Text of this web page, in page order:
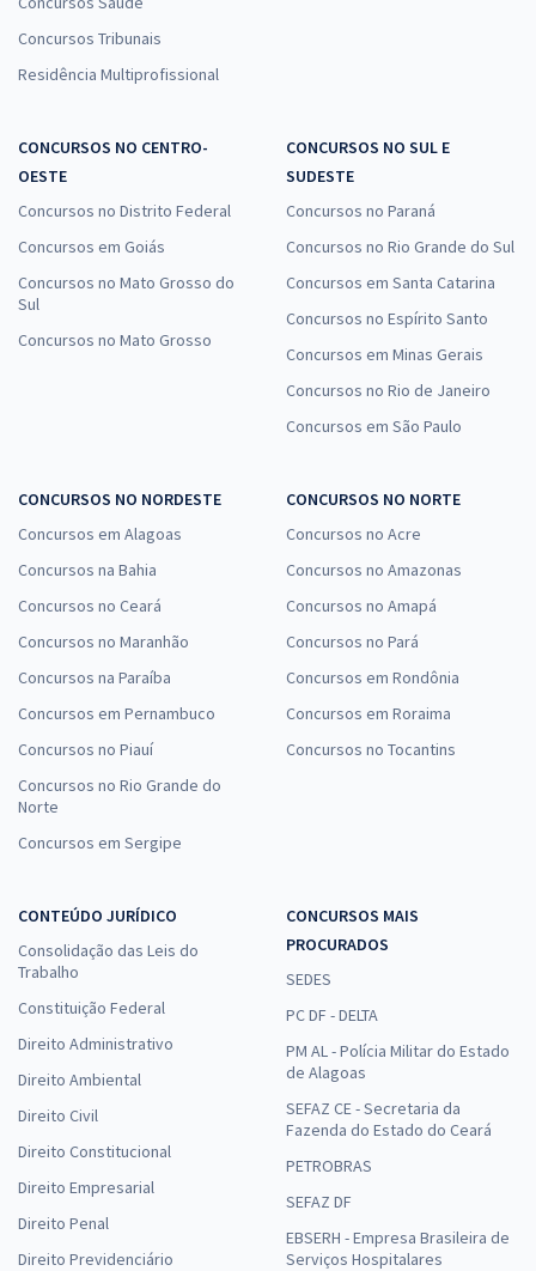
Concursos Tribunais
Residência Multiprofissional
CONCURSOS NO CENTRO-
OESTE
Concursos no Distrito Federal
Concursos em Goiás
Concursos no Mato Grosso do
Sul
Concursos no Mato Grosso
CONCURSOS NO SUL E
SUDESTE
Concursos no Paraná
Concursos no Rio Grande do Sul
Concursos em Santa Catarina
Concursos no Espírito Santo
Concursos em Minas Gerais
Concursos no Rio de Janeiro
Concursos em São Paulo
CONCURSOS NO NORDESTE
Concursos em Alagoas
Concursos na Bahia
Concursos no Ceará
Concursos no Maranhão
Concursos na Paraíba
Concursos em Pernambuco
Concursos no Piauí
Concursos no Rio Grande do
Norte
Concursos em Sergipe
CONCURSOS NO NORTE
Concursos no Acre
Concursos no Amazonas
Concursos no Amapá
Concursos no Pará
Concursos em Rondônia
Concursos em Roraima
Concursos no Tocantins
CONTEÚDO JURÍDICO
Consolidação das Leis do
Trabalho
Constituição Federal
Direito Administrativo
Direito Ambiental
Direito Civil
Direito Constitucional
Direito Empresarial
Direito Penal
Direito Previdenciário
CONCURSOS MAIS
PROCURADOS
SEDES
PC DF - DELTA
PM AL - Polícia Militar do Estado
de Alagoas
SEFAZ CE - Secretaria da
Fazenda do Estado do Ceará
PETROBRAS
SEFAZ DF
EBSERH - Empresa Brasileira de
Serviços Hospitalares